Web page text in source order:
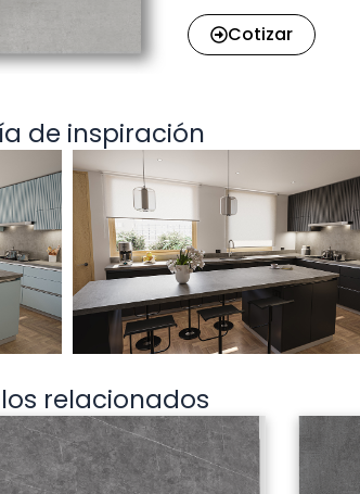
Cotizar
de inspiración
relacionados